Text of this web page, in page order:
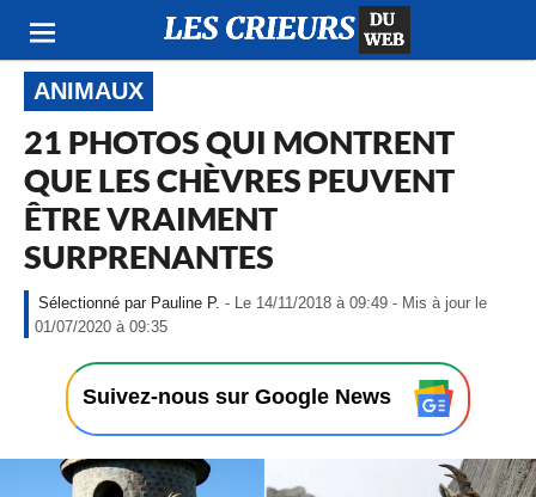
ANIMAUX
21 PHOTOS QUI MONTRENT
QUE LES CHÈVRES PEUVENT
ÊTRE VRAIMENT
SURPRENANTES
Pauline P. - Le 14/11/2018 à 09:49 - Mis à jour le
01/07/2020 à 09:35
1
/
1
1
Suivez-nous sur Google News